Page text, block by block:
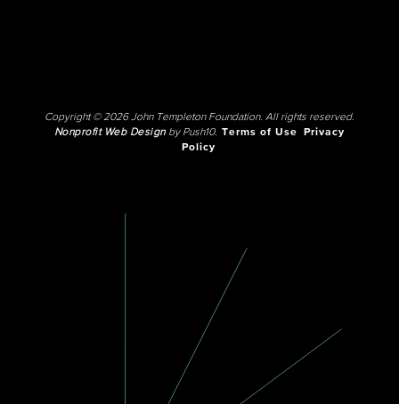
Copyright © 2026 John Templeton Foundation. All rights reserved.
Nonprofit Web Designby Push10. Terms of Use
Privacy
Policy